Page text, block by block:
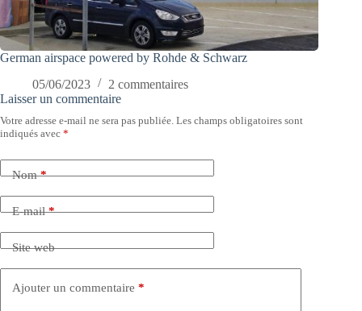
German airspace powered by Rohde & Schwarz
05/06/2023
2 commentaires
Laisser un commentaire
Votre adresse e-mail ne sera pas publiée. Les champs obligatoires sont
indiqués avec *
Nom*
E-mail*
Site web
Ajouter un commentaire *